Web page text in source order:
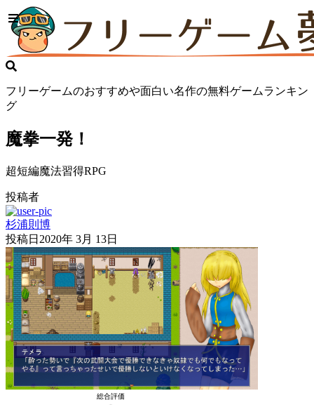
フリーゲームのおすすめや面白い名作の無料ゲームランキン
グ
魔拳一発！
超短編魔法習得RPG
投稿者
杉浦則博
投稿日 2020年 3月 13日